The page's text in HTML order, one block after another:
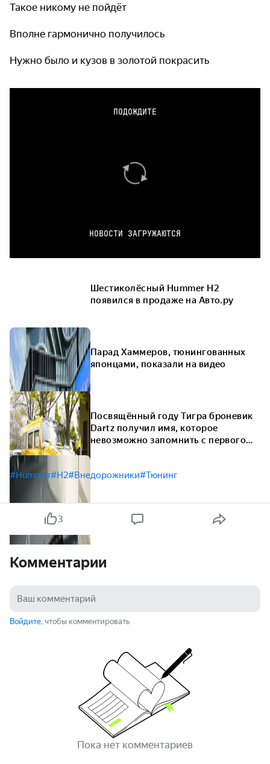
Такое никому не пойдёт
Вполне гармонично получилось
Нужно было и кузов в золотой покрасить
ПОДОЖДИТЕ
НОВОСТИ ЗАГРУЖАЮТСЯ
Шестиколёсный Hummer H2
появился в продаже на Авто.ру
Парад Хаммеров, тюнингованных
японцами, показали на видео
Посвящённый году Тигра броневик
Dartz получил имя, которое
невозможно запомнить с первого
#Hummer#H2#Внедорожники#Тюнинг
3
Комментарии
Войдите, чтобы комментировать
Пока нет комментариев